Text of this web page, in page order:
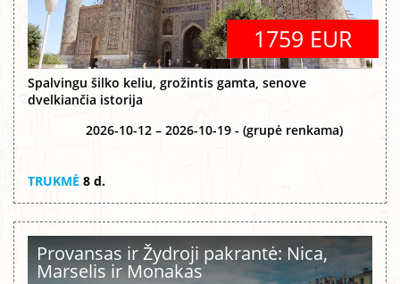
1759 EUR
Spalvingu šilko keliu, grožintis gamta, senove
dvelkiančia istorija
2026-10-12 – 2026-10-19 - (grupė renkama)
TRUKMĖ 8 d.
Provansas ir Žydroji pakrantė: Nica,
Marselis ir Monakas